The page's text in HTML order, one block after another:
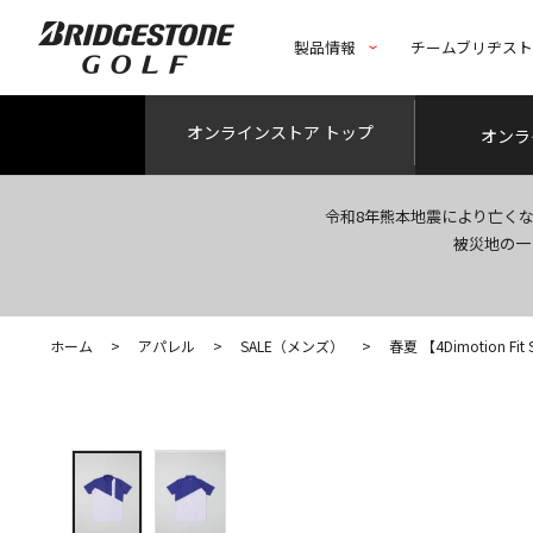
製品情報 チームブリヂス
オンラインストア トップ オン
令和8年熊本地震により亡く
被災地の
ホーム > アパレル > SALE（メンズ） > 春夏 【4Dimotion Fit